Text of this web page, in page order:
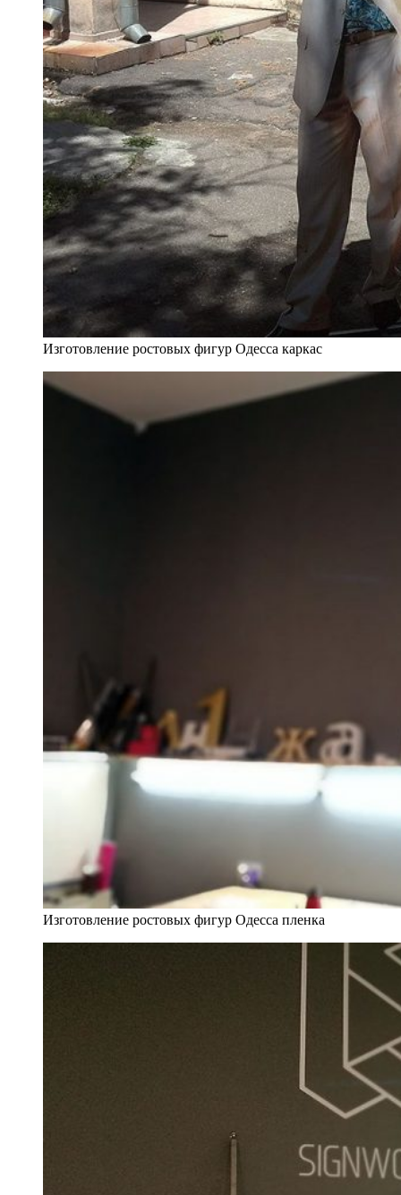
Изготовление ростовых фигур Одесса каркас
Изготовление ростовых фигур Одесса пленка